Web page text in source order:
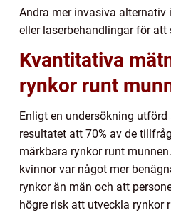
Andra mer invasiva
eller laserbehandlingar för att
Kvantitativa
rynkor runt
Enligt en undersökning utförd
resultatet att 70% av de
märkbara rynkor runt
kvinnor var något mer
rynkor än män och att
högre risk att utveckla rynkor